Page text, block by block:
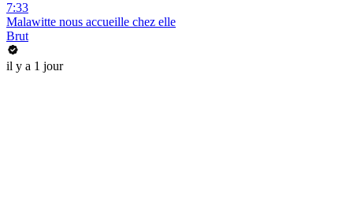
7:33
Malawitte nous accueille chez elle
Brut
il y a 1 jour